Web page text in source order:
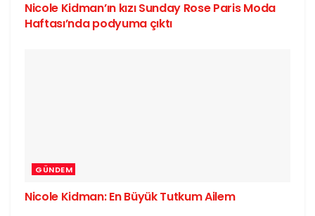
Nicole Kidman’ın kızı Sunday Rose Paris Moda
Haftası’nda podyuma çıktı
GÜNDEM
Nicole Kidman: En Büyük Tutkum Ailem